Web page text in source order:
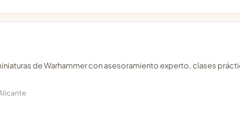
de Warhammer con asesoramiento experto, clases